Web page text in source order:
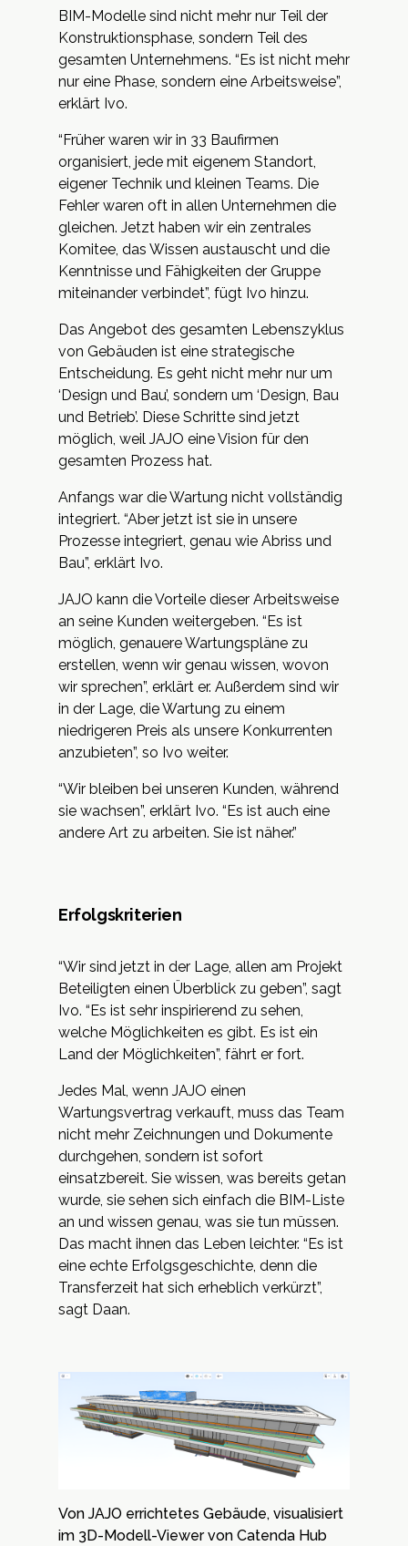
BIM-Modelle sind nicht mehr nur Teil der
Konstruktionsphase, sondern Teil des
gesamten Unternehmens. “Es ist nicht mehr
nur eine Phase, sondern eine Arbeitsweise”,
erklärt Ivo.
“Früher waren wir in 33 Baufirmen
organisiert, jede mit eigenem Standort,
eigener Technik und kleinen Teams. Die
Fehler waren oft in allen Unternehmen die
gleichen. Jetzt haben wir ein zentrales
Komitee, das Wissen austauscht und die
Kenntnisse und Fähigkeiten der Gruppe
miteinander verbindet”, fügt Ivo hinzu.
Das Angebot des gesamten Lebenszyklus
von Gebäuden ist eine strategische
Entscheidung. Es geht nicht mehr nur um
‘Design und Bau’, sondern um ‘Design, Bau
und Betrieb’. Diese Schritte sind jetzt
möglich, weil JAJO eine Vision für den
gesamten Prozess hat.
Anfangs war die Wartung nicht vollständig
integriert. “Aber jetzt ist sie in unsere
Prozesse integriert, genau wie Abriss und
Bau”, erklärt Ivo.
JAJO kann die Vorteile dieser Arbeitsweise
an seine Kunden weitergeben. “Es ist
möglich, genauere Wartungspläne zu
erstellen, wenn wir genau wissen, wovon
wir sprechen”, erklärt er. Außerdem sind wir
in der Lage, die Wartung zu einem
niedrigeren Preis als unsere Konkurrenten
anzubieten”, so Ivo weiter.
“Wir bleiben bei unseren Kunden, während
sie wachsen”, erklärt Ivo. “Es ist auch eine
andere Art zu arbeiten. Sie ist näher.”
Erfolgskriterien
“Wir sind jetzt in der Lage, allen am Projekt
Beteiligten einen Überblick zu geben”, sagt
Ivo. “Es ist sehr inspirierend zu sehen,
welche Möglichkeiten es gibt. Es ist ein
Land der Möglichkeiten”, fährt er fort.
Jedes Mal, wenn JAJO einen
Wartungsvertrag verkauft, muss das Team
nicht mehr Zeichnungen und Dokumente
durchgehen, sondern ist sofort
einsatzbereit. Sie wissen, was bereits getan
wurde, sie sehen sich einfach die BIM-Liste
an und wissen genau, was sie tun müssen.
Das macht ihnen das Leben leichter. “Es ist
eine echte Erfolgsgeschichte, denn die
Transferzeit hat sich erheblich verkürzt”,
sagt Daan.
Von JAJO errichtetes Gebäude, visualisiert
im 3D-Modell-Viewer von Catenda Hub